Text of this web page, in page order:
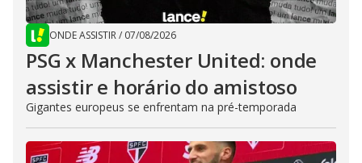
ONDE ASSISTIR/ 07/08/2026
PSG x Manchester United: onde
assistir e horário do amistoso
Gigantes europeus se enfrentam na pré-temporada